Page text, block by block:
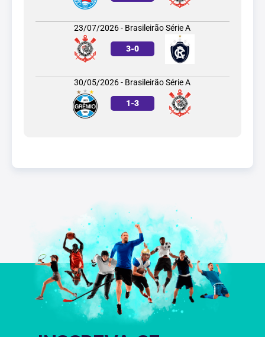
23/07/2026 - Brasileirão Série A
3-0
30/05/2026 - Brasileirão Série A
1-3